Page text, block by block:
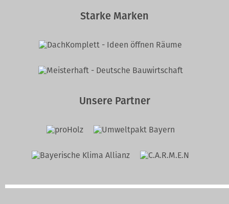
Starke Marken
Unsere Partner